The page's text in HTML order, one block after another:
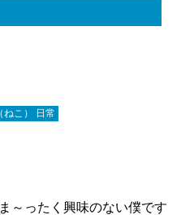
ねこ） 日常
～ったく興味のない僕です